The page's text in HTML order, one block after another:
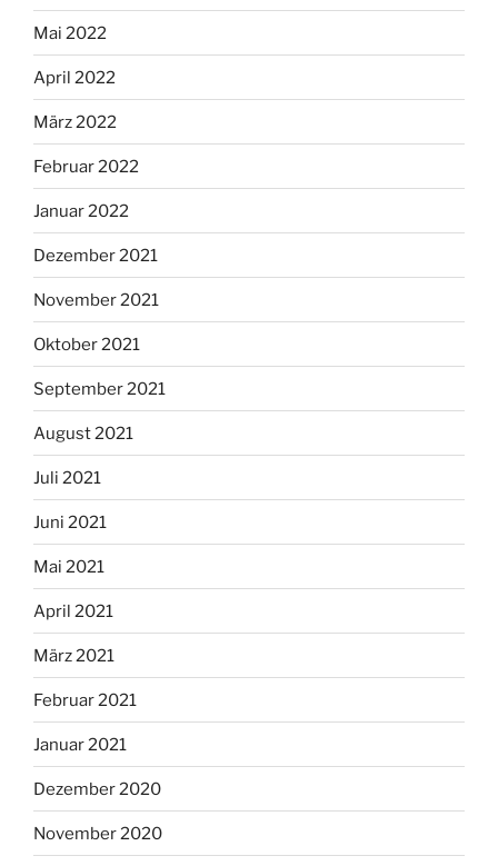
Mai 2022
April 2022
März 2022
Februar 2022
Januar 2022
Dezember 2021
November 2021
Oktober 2021
September 2021
August 2021
Juli 2021
Juni 2021
Mai 2021
April 2021
März 2021
Februar 2021
Januar 2021
Dezember 2020
November 2020